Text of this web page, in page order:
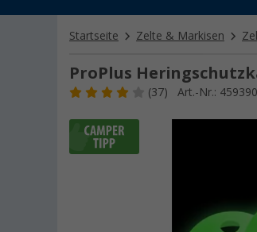
Startseite Zelte & Markisen
ProPlus
(37) Art.-Nr.: 459390